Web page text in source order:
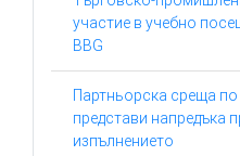
участие в учебно
BBG
Партньорска среща
представи напредъка
изпълнението